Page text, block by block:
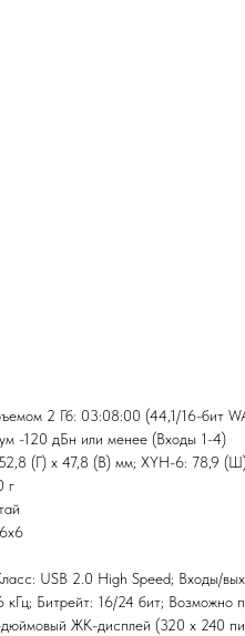
2 Гб: 03:08:00 (44,1/16-бит
-120 дБн или менее (Входы 1-4)
(Г) x 47,8 (В) мм; XYH-6: 78,9
г
USB 2.0 High Speed; Входы/
Битрейт: 16/24 бит; Возможно
ЖК-дисплей (320 x 240